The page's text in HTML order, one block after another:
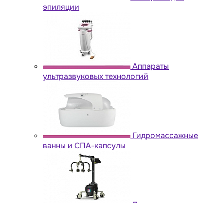
эпиляции
Аппараты
ультразвуковых технологий
Гидромассажные
ванны и СПА-капсулы